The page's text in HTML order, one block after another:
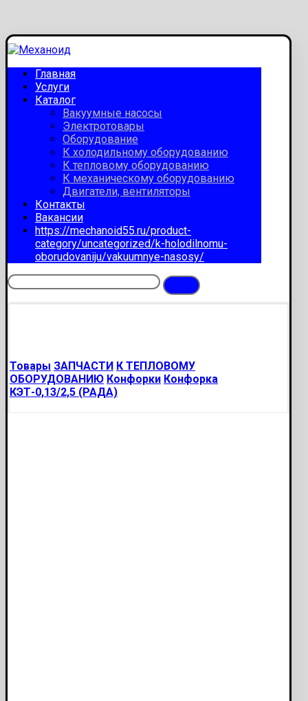
Главная
Услуги
Каталог
Вакуумные насосы
Электротовары
Оборудование
К холодильному оборудованию
К тепловому оборудованию
К механическому оборудованию
Двигатели, вентиляторы
Контакты
Вакансии
https://mechanoid55.ru/product-
category/uncategorized/k-holodilnomu-
oborudovaniju/vakuumnye-nasosy/
Товары ЗАПЧАСТИ К ТЕПЛОВОМУ
ОБОРУДОВАНИЮ Конфорки Конфорка
КЭТ-0,13/2,5 (РАДА)